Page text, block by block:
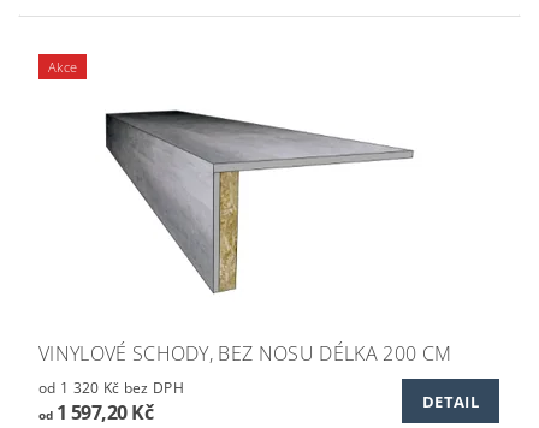
Akce
VINYLOVÉ SCHODY, BEZ NOSU DÉLKA 200 CM
od 1 320 Kč bez DPH
od1 597,20 Kč DETAIL